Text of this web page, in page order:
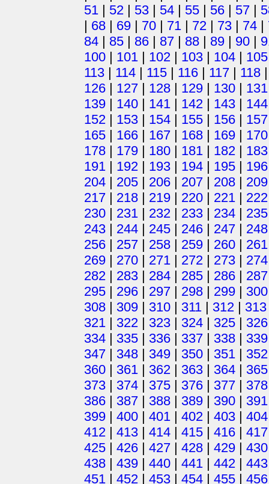
51 | 52 | 53 | 54 | 55 | 56 | 57 |
| 68 | 69 | 70 | 71 | 72 | 73 | 74 |
84 | 85 | 86 | 87 | 88 | 89 | 90 |
100 | 101 | 102 | 103 | 104 | 105
113 | 114 | 115 | 116 | 117 | 118
126 | 127 | 128 | 129 | 130 | 131
139 | 140 | 141 | 142 | 143 | 144
152 | 153 | 154 | 155 | 156 | 157
165 | 166 | 167 | 168 | 169 | 170
178 | 179 | 180 | 181 | 182 | 183
191 | 192 | 193 | 194 | 195 | 196
204 | 205 | 206 | 207 | 208 | 209
217 | 218 | 219 | 220 | 221 | 222
230 | 231 | 232 | 233 | 234 | 235
243 | 244 | 245 | 246 | 247 | 248
256 | 257 | 258 | 259 | 260 | 261
269 | 270 | 271 | 272 | 273 | 274
282 | 283 | 284 | 285 | 286 | 287
295 | 296 | 297 | 298 | 299 | 300
308 | 309 | 310 | 311 | 312 | 313
321 | 322 | 323 | 324 | 325 | 326
334 | 335 | 336 | 337 | 338 | 339
347 | 348 | 349 | 350 | 351 | 352
360 | 361 | 362 | 363 | 364 | 365
373 | 374 | 375 | 376 | 377 | 378
386 | 387 | 388 | 389 | 390 | 391
399 | 400 | 401 | 402 | 403 | 404
412 | 413 | 414 | 415 | 416 | 417
425 | 426 | 427 | 428 | 429 | 430
438 | 439 | 440 | 441 | 442 | 443
451 | 452 | 453 | 454 | 455 | 456